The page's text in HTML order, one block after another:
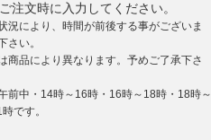
注文時に入力してください。
況により、時間が前後する事がございま
さい。
商品により異なります。予めご了承下さ
前中・14時～16時・16時～18時・18時～
です。